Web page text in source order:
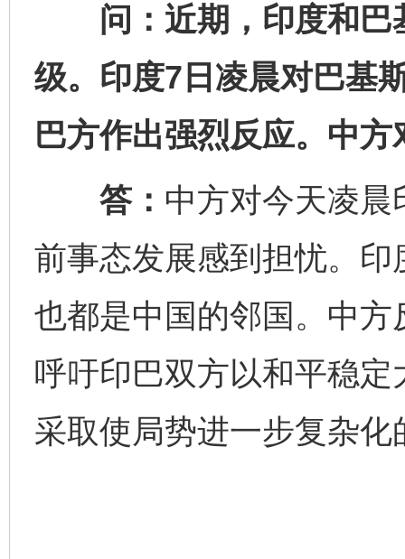
问：近期，印度和巴
级。印度7日凌晨对巴基
巴方作出强烈反应。中
答： 中方对今天凌
前事态发展感到担忧。
也都是中国的邻国。中
呼吁印巴双方以和平稳
采取使局势进一步复杂化
完善运行机制助力责任有效落实 一纸欠